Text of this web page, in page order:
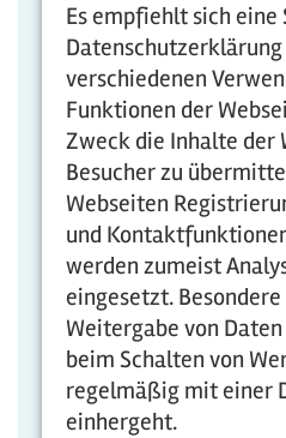
Es empfiehlt sich
Datenschutzerklärung
verschiedenen
Funktionen der
Zweck die Inhalte der
Besucher zu
Webseiten
und
werden zumeist
eingesetzt.
Weitergabe von
beim Schalten von
regelmäßig mit einer
einhergeht.